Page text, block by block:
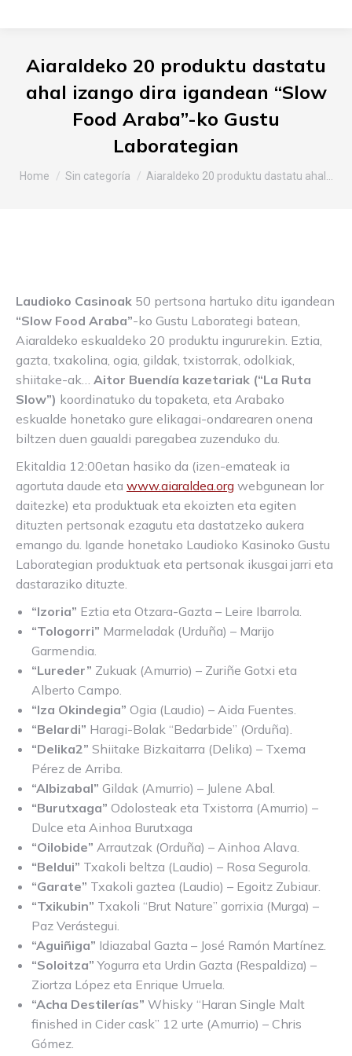
Aiaraldeko 20 produktu dastatu
ahal izango dira igandean “Slow
Food Araba”-ko Gustu
Laborategian
You are here:
Home Sin categoría Aiaraldeko 20 produktu dastatu ahal…
Laudioko Casinoak 50 pertsona hartuko ditu igandean
“Slow Food Araba”-ko Gustu Laborategi batean,
Aiaraldeko eskualdeko 20 produktu ingururekin. Eztia,
gazta, txakolina, ogia, gildak, txistorrak, odolkiak,
shiitake-ak… Aitor Buendía kazetariak (“La Ruta
Slow”) koordinatuko du topaketa, eta Arabako
eskualde honetako gure elikagai-ondarearen onena
biltzen duen gaualdi paregabea zuzenduko du.
Ekitaldia 12:00etan hasiko da (izen-emateak ia
agortuta daude eta www.aiaraldea.org webgunean lor
daitezke) eta produktuak eta ekoizten eta egiten
dituzten pertsonak ezagutu eta dastatzeko aukera
emango du. Igande honetako Laudioko Kasinoko Gustu
Laborategian produktuak eta pertsonak ikusgai jarri eta
dastaraziko dituzte.
“Izoria” Eztia eta Otzara-Gazta – Leire Ibarrola.
“Tologorri” Marmeladak (Urduña) – Marijo
Garmendia.
“Lureder” Zukuak (Amurrio) – Zuriñe Gotxi eta
Alberto Campo.
“Iza Okindegia” Ogia (Laudio) – Aida Fuentes.
“Belardi” Haragi-Bolak “Bedarbide” (Orduña).
“Delika2” Shiitake Bizkaitarra (Delika) – Txema
Pérez de Arriba.
“Albizabal” Gildak (Amurrio) – Julene Abal.
“Burutxaga” Odolosteak eta Txistorra (Amurrio) –
Dulce eta Ainhoa Burutxaga
“Oilobide” Arrautzak (Orduña) – Ainhoa Alava.
“Beldui” Txakoli beltza (Laudio) – Rosa Segurola.
“Garate” Txakoli gaztea (Laudio) – Egoitz Zubiaur.
“Txikubin” Txakoli “Brut Nature” gorrixia (Murga) –
Paz Verástegui.
“Aguiñiga” Idiazabal Gazta – José Ramón Martínez.
“Soloitza” Yogurra eta Urdin Gazta (Respaldiza) –
Ziortza López eta Enrique Urruela.
“Acha Destilerías” Whisky “Haran Single Malt
finished in Cider cask” 12 urte (Amurrio) – Chris
Gómez.